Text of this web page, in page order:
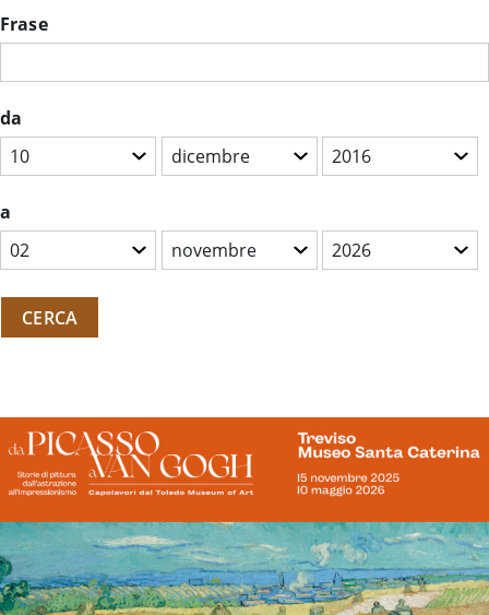
Frase
da
a
CERCA